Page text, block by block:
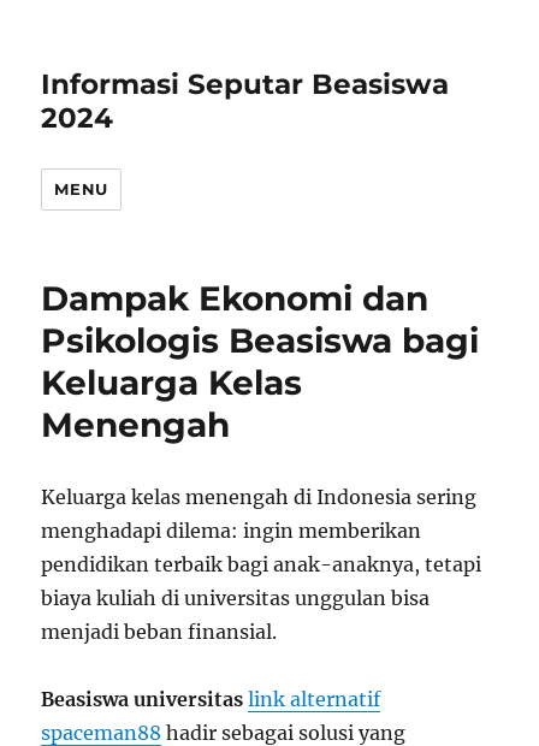
Informasi Seputar Beasiswa
2024
MENU
Dampak Ekonomi dan
Psikologis Beasiswa bagi
Keluarga Kelas
Menengah
Keluarga kelas menengah di Indonesia sering
menghadapi dilema: ingin memberikan
pendidikan terbaik bagi anak-anaknya, tetapi
biaya kuliah di universitas unggulan bisa
menjadi beban finansial.
Beasiswa universitas link alternatif
spaceman88 hadir sebagai solusi yang